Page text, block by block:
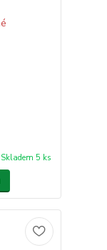
Skladem 5 ks